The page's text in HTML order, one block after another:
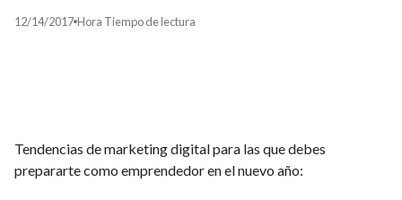
12/14/2017 Hora Tiempo de lectura
Tendencias de marketing digital para las que debes
prepararte como emprendedor en el nuevo año: